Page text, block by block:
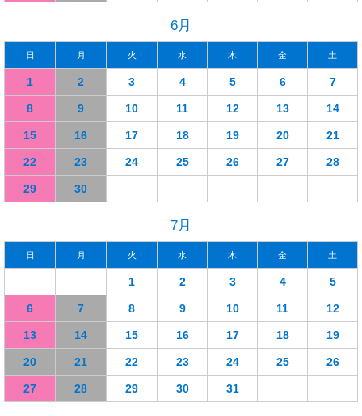
6月
日 月 火 水 木 金 土
1 2 3 4 5 6 7
8 9 10 11 12 13 14
15 16 17 18 19 20 21
22 23 24 25 26 27 28
29 30
7月
日 月 火 水 木 金 土
1 2 3 4 5
6 7 8 9 10 11 12
13 14 15 16 17 18 19
20 21 22 23 24 25 26
27 28 29 30 31